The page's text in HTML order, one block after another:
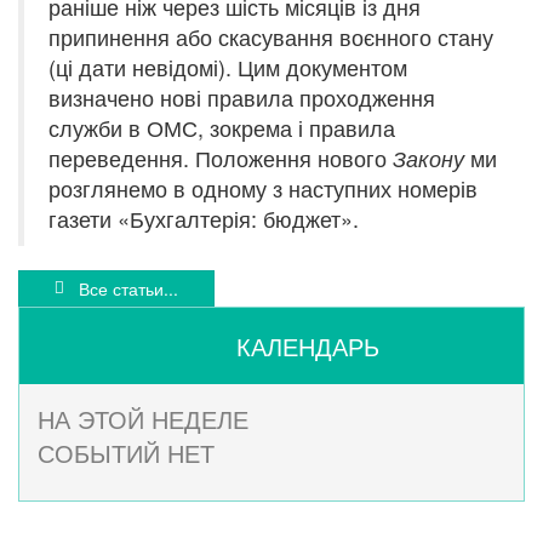
припинення або скасування воєнного стану
(ці дати невідомі). Цим документом
визначено нові правила проходження
служби в ОМС, зокрема і правила
переведення. Положення нового Законуми
розглянемо в одному з наступних номерів
газети «Бухгалтерія: бюджет».
Все статьи...
КАЛЕНДАРЬ
НА ЭТОЙ НЕДЕЛЕ
СОБЫТИЙ НЕТ